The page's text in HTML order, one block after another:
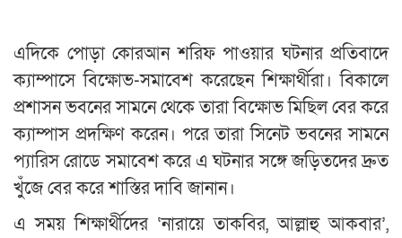
এদিকে পোড়া কোরআন শরিফ পাওয়ার ঘটনার প্রতিবাদে
ক্যাম্পাসে বিক্ষোভ-সমাবেশ করেছেন শিক্ষার্থীরা। বিকালে
প্রশাসন ভবনের সামনে থেকে তারা বিক্ষোভ মিছিল বের করে
ক্যাম্পাস প্রদক্ষিণ করেন। পরে তারা সিনেট ভবনের সামনে
প্যারিস রোডে সমাবেশ করে এ ঘটনার সঙ্গে জড়িতদের দ্রুত
খুঁজে বের করে শাস্তির দাবি জানান।
এ সময় শিক্ষার্থীদের ‘নারায়ে তাকবির, আল্লাহু আকবার’,